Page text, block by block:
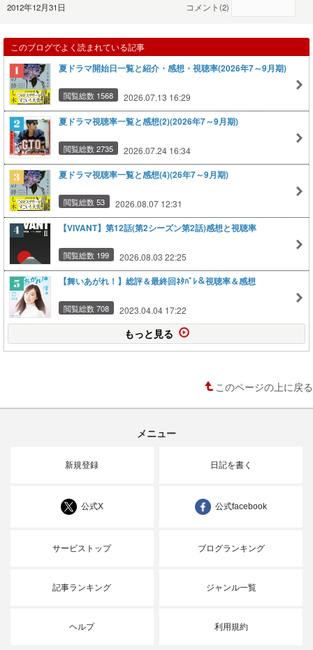
2012年12月31日 コメント(2)
このブログでよく読まれている記事
夏ドラマ開始日一覧と紹介・感想・視聴率(2026年7～9月期)
閲覧総数 1568 2026.07.13 16:29
夏ドラマ視聴率一覧と感想(2)(2026年7～9月期)
閲覧総数 2735 2026.07.24 16:34
夏ドラマ視聴率一覧と感想(4)(26年7～9月期)
閲覧総数 53 2026.08.07 12:31
【VIVANT】第12話(第2シーズン第2話)感想と視聴率
閲覧総数 199 2026.08.03 22:25
【舞いあがれ！】総評＆最終回ﾈﾀﾊﾞﾚ＆視聴率＆感想
閲覧総数 708 2023.04.04 17:22
もっと見る
このページの上に戻る
メニュー
新規登録 日記を書く
公式X 公式facebook
サービストップ ブログランキング
記事ランキング ジャンル一覧
ヘルプ 利用規約